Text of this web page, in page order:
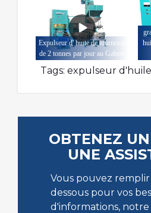
Expulseur d' huile de tournesol
de 2 tonnes par jour au Gabon
Tags: expulseur
OBTENEZ
UNE
Vous pouvez
dessous pour vos
d'informations,